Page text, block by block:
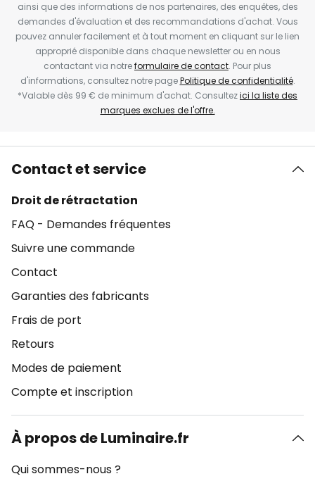
ainsi que des informations de nos partenaires, des enquêtes, des
demandes d'évaluation et des recommandations d'achat. Vous
pouvez annuler facilement et à tout moment en cliquant sur le lien
approprié disponible dans chaque newsletter ou en nous
contactant via notreformulaire de contact. Pour plus
d'informations, consultez notre pagePolitique de confidentialité.
*Valable dès 99 € de minimum d'achat. Consultezici la liste des
marques exclues de l'offre.
Contact et service
Droit de rétractation
FAQ - Demandes fréquentes
Suivre une commande
Contact
Garanties des fabricants
Frais de port
Retours
Modes de paiement
Compte et inscription
À propos de Luminaire.fr
Qui sommes-nous ?